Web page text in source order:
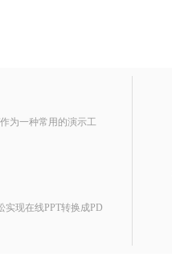
为一种常用的演示工
现在线PPT转换成PD